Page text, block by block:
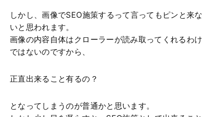
しかし、画像でSEO施策するって言ってもピンと来な
いと思われます。
画像の内容自体はクローラーが読み取ってくれるわけ
ではないのですから、
正直出来ること有るの？
となってしまうのが普通かと思います。